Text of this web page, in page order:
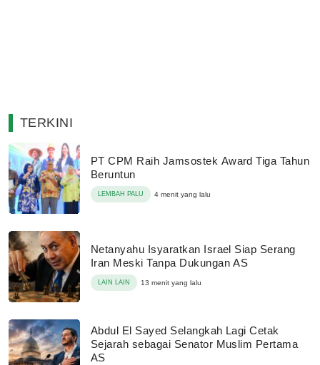
TERKINI
PT CPM Raih Jamsostek Award Tiga Tahun
Beruntun
LEMBAH PALU 4 menit yang lalu
Netanyahu Isyaratkan Israel Siap Serang
Iran Meski Tanpa Dukungan AS
LAIN LAIN 13 menit yang lalu
Abdul El Sayed Selangkah Lagi Cetak
Sejarah sebagai Senator Muslim Pertama
AS